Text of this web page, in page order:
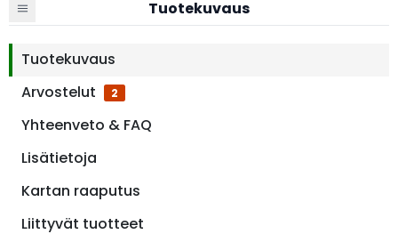
Tuotekuvaus
Tuotekuvaus
Arvostelut
2
Yhteenveto & FAQ
Lisätietoja
Kartan raaputus
Liittyvät tuotteet